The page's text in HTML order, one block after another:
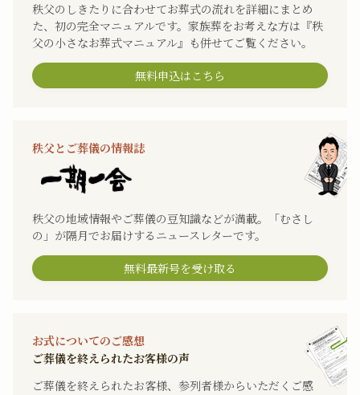
秩父のしきたりに合わせてお葬式の流れを詳細にまとめ
た、初の完全マニュアルです。家族葬をお考えな方は『秩
父の小さなお葬式マニュアル』も併せてご覧ください。
無料申込はこちら
秩父とご葬儀の情報誌
秩父の地域情報やご葬儀の豆知識などが満載。「むさし
の」が隔月でお届けするニュースレターです。
無料最新号を受け取る
お式についてのご感想
ご葬儀を終えられたお客様の声
ご葬儀を終えられたお客様、参列者様からいただくご感